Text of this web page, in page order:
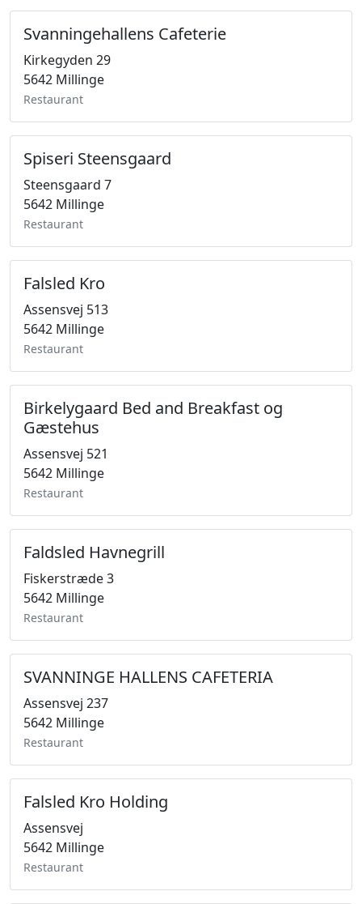
Svanningehallens Cafeterie
Kirkegyden 29
5642 Millinge
Restaurant
Spiseri Steensgaard
Steensgaard 7
5642 Millinge
Restaurant
Falsled Kro
Assensvej 513
5642 Millinge
Restaurant
Birkelygaard Bed and Breakfast og
Gæstehus
Assensvej 521
5642 Millinge
Restaurant
Faldsled Havnegrill
Fiskerstræde 3
5642 Millinge
Restaurant
SVANNINGE HALLENS CAFETERIA
Assensvej 237
5642 Millinge
Restaurant
Falsled Kro Holding
Assensvej
5642 Millinge
Restaurant